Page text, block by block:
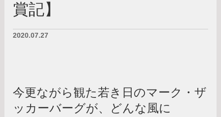
賞記】
2020.07.27
今更ながら観た若き日のマーク・ザ
ッカーバーグが、どんな風に